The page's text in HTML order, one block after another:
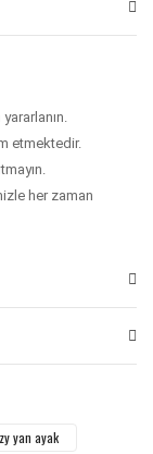
etmektedir.
her zaman
yan ayak